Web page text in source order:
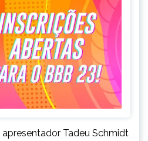
apresentador Tadeu Schmidt